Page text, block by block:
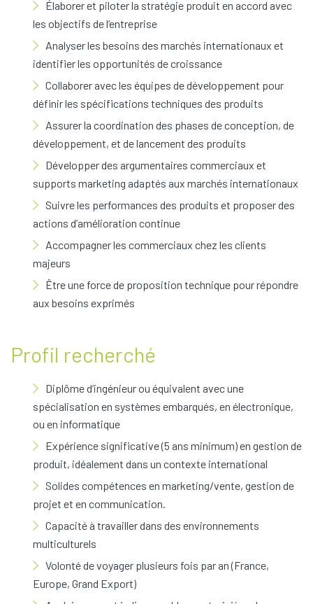
Élaborer et piloter la stratégie produit en accord avec
les objectifs de l’entreprise
Analyser les besoins des marchés internationaux et
identifier les opportunités de croissance
Collaborer avec les équipes de développement pour
définir les spécifications techniques des produits
Assurer la coordination des phases de conception, de
développement, et de lancement des produits
Développer des argumentaires commerciaux et
supports marketing adaptés aux marchés internationaux
Suivre les performances des produits et proposer des
actions d’amélioration continue
Accompagner les commerciaux chez les clients
majeurs
Être une force de proposition technique pour répondre
aux besoins exprimés
Profil recherché
Diplôme d’ingénieur ou équivalent avec une
spécialisation en systèmes embarqués, en électronique,
ou en informatique
Expérience significative (5 ans minimum) en gestion de
produit, idéalement dans un contexte international
Solides compétences en marketing/vente, gestion de
projet et en communication.
Capacité à travailler dans des environnements
multiculturels
Volonté de voyager plusieurs fois par an (France,
Europe, Grand Export)